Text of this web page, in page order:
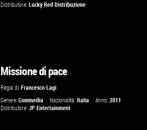
Distributore:Lucky Red Distribuzione
Missione di pace
Regia di:Francesco Lagi
Genere:Commedia Nazionalità:Italia Anno:2011
Distributore:JP Entertainment